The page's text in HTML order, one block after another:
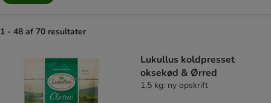
1 - 48 af 70 resultater
Lukullus koldpresset
oksekød & Ørred
1,5 kg: ny opskrift